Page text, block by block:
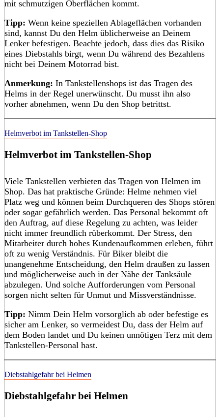
mit schmutzigen Oberflächen kommt.
Tipp: Wenn keine speziellen Ablageflächen vorhanden
sind, kannst Du den Helm üblicherweise an Deinem
Lenker befestigen. Beachte jedoch, dass dies das Risiko
eines Diebstahls birgt, wenn Du während des Bezahlens
nicht bei Deinem Motorrad bist.
Anmerkung: In Tankstellenshops ist das Tragen des
Helms in der Regel unerwünscht. Du musst ihn also
vorher abnehmen, wenn Du den Shop betrittst.
Helmverbot im Tankstellen-Shop
Helmverbot im Tankstellen-Shop
Viele Tankstellen verbieten das Tragen von Helmen im
Shop. Das hat praktische Gründe: Helme nehmen viel
Platz weg und können beim Durchqueren des Shops stören
oder sogar gefährlich werden. Das Personal bekommt oft
den Auftrag, auf diese Regelung zu achten, was leider
nicht immer freundlich rüberkommt. Der Stress, den
Mitarbeiter durch hohes Kundenaufkommen erleben, führt
oft zu wenig Verständnis. Für Biker bleibt die
unangenehme Entscheidung, den Helm draußen zu lassen
und möglicherweise auch in der Nähe der Tanksäule
abzulegen. Und solche Aufforderungen vom Personal
sorgen nicht selten für Unmut und Missverständnisse.
Tipp: Nimm Dein Helm vorsorglich ab oder befestige es
sicher am Lenker, so vermeidest Du, dass der Helm auf
dem Boden landet und Du keinen unnötigen Terz mit dem
Tankstellen-Personal hast.
Diebstahlgefahr bei Helmen
Diebstahlgefahr bei Helmen